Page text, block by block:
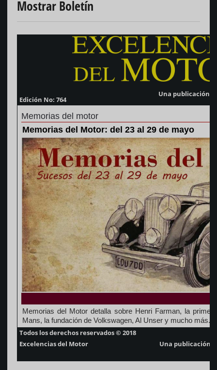
Mostrar Boletín
Edición No: 764
Una publicación
Memorias del motor
Memorias del Motor: del 23 al 29 de mayo
Memorias del Motor detalla sobre Henri Farman, la
Mans, la fundación de Volkswagen, Al Unser y mucho más.
Todos los derechos reservados © 2018
Excelencias del Motor
Una publicación